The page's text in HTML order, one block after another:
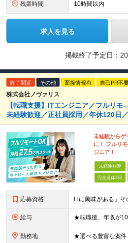
残業時間 10時間以内
求人を見る
掲載終了予定日：
終了間近 その他 面接情報有 自己PR不
株式会社ノヴァリス
【転職支援】ITエンジニア／フルリ
未経験歓迎／正社員採用／年休120日
未経験からゲ
に！ フルリ
ジニア！
未経験歓迎
完全週休2日
応募資格
給与
勤務地